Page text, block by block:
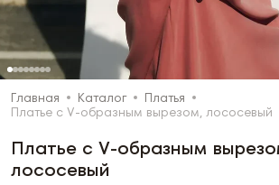
Главная Каталог
Платья
Платье с V-образным вырезом, лососевый
Платье с V-образным
лососевый